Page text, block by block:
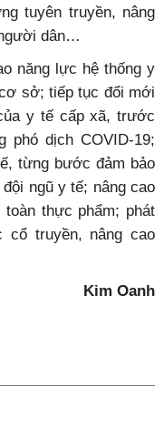
tuyên truyền, nâng
dân…
năng lực hệ thống y
sở; tiếp tục đổi mới
y tế cấp xã, trước
phó dịch COVID-19;
từng bước đảm bảo
ngũ y tế; nâng cao
thực phẩm; phát
cổ truyền, nâng cao
Kim Oanh